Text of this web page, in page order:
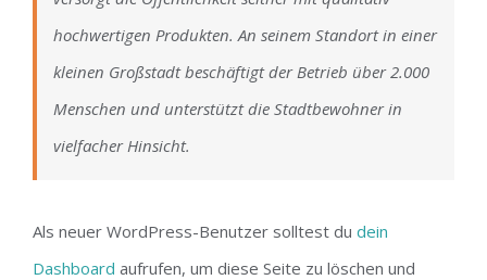
hochwertigen Produkten. An seinem Standort in einer
kleinen Großstadt beschäftigt der Betrieb über 2.000
Menschen und unterstützt die Stadtbewohner in
vielfacher Hinsicht.
Als neuer WordPress-Benutzer solltest du dein
Dashboard aufrufen, um diese Seite zu löschen und